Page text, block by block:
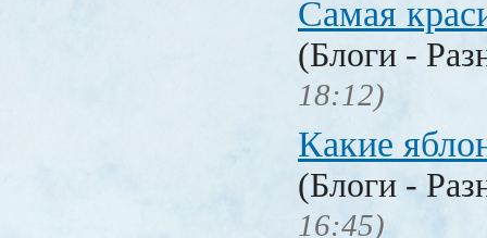
Самая
(Блоги -
18:12)
Какие
(Блоги -
16:45)